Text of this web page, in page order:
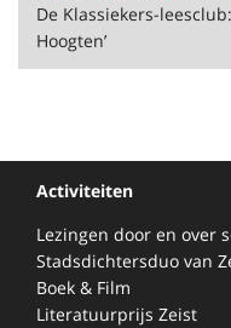
De Klassiekers-
Hoogten’
het Broodlokaal,
Activiteiten
Lezingen door en over
Stadsdichtersduo van
Boek & Film
Literatuurprijs Zeist